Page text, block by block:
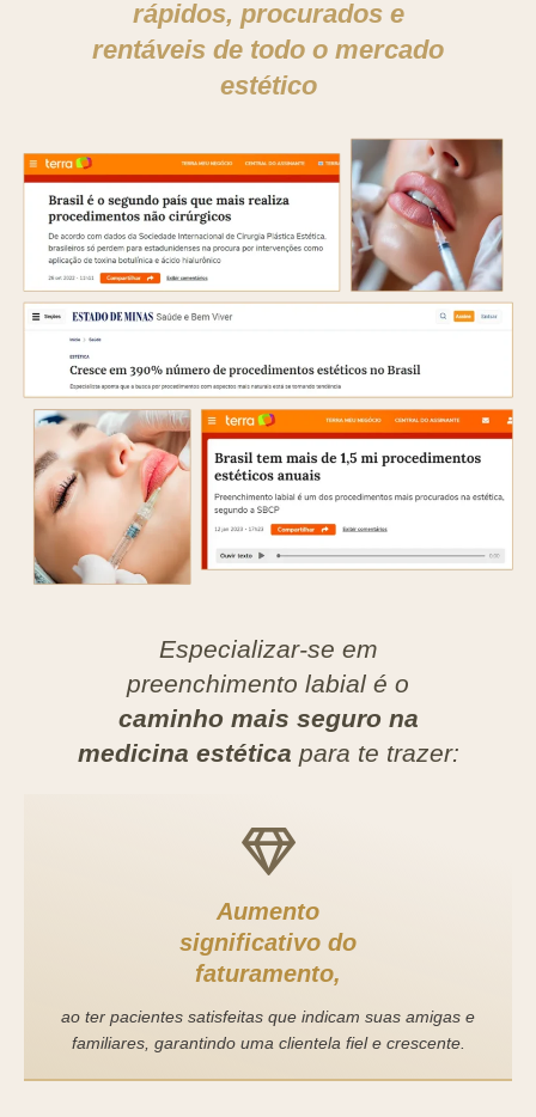
rápidos, procurados e
rentáveis de todo o mercado
estético
Especializar-se em
preenchimento labial é o
caminho mais seguro na
medicina estética para te trazer:
Aumento
significativo do
faturamento,
ao ter pacientes satisfeitas que indicam suas amigas e
familiares, garantindo uma clientela fiel e crescente.